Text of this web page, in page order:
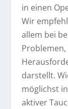
in einen
Wir
allem bei
darstellt.
möglichst
aktiver